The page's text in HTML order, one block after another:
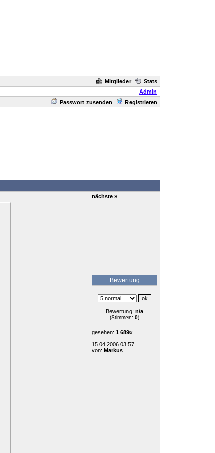
Mitglieder
Stats
Admin
Passwort zusenden Registrieren
nächste »
.: Bewertung :.
Bewertung: n/a
(Stimmen: 0)
gesehen: 1 689x
15.04.2006 03:57
von: Markus